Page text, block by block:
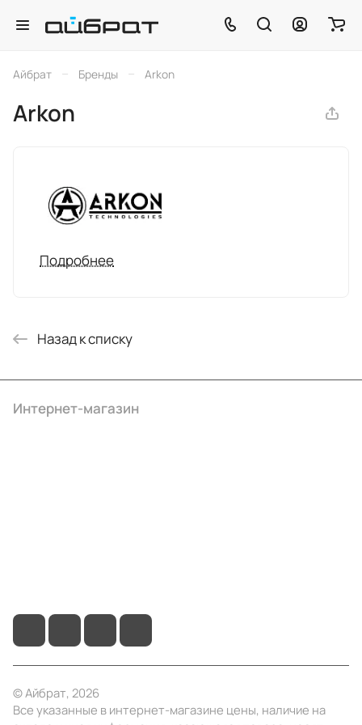
Айбрат – Бренды – Arkon
Arkon
Подробнее
Назад к списку
Интернет-магазин
© Айбрат, 2026
Все указанные в интернет-магазине цены, наличие на